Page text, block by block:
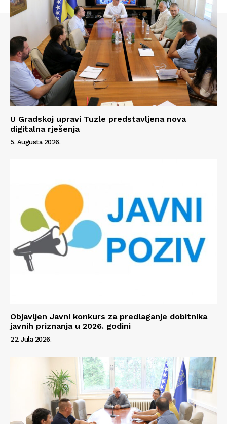
Impressum
U Gradskoj upravi Tuzle predstavljena nova
digitalna rješenja
5. Augusta 2026.
Objavljen Javni konkurs za predlaganje dobitnika
javnih priznanja u 2026. godini
22. Jula 2026.